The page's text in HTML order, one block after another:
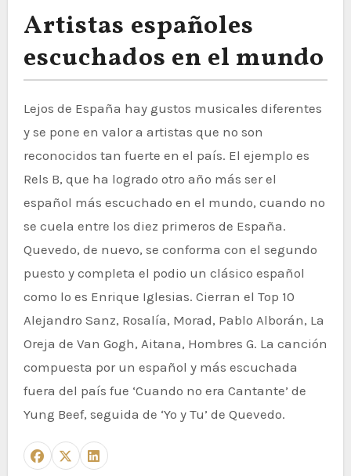
Artistas españoles
escuchados en el mundo
Lejos de España hay gustos musicales diferentes
y se pone en valor a artistas que no son
reconocidos tan fuerte en el país. El ejemplo es
Rels B, que ha logrado otro año más ser el
español más escuchado en el mundo, cuando no
se cuela entre los diez primeros de España.
Quevedo, de nuevo, se conforma con el segundo
puesto y completa el podio un clásico español
como lo es Enrique Iglesias. Cierran el Top 10
Alejandro Sanz, Rosalía, Morad, Pablo Alborán, La
Oreja de Van Gogh, Aitana, Hombres G. La canción
compuesta por un español y más escuchada
fuera del país fue ‘Cuando no era Cantante’ de
Yung Beef, seguida de ‘Yo y Tu’ de Quevedo.